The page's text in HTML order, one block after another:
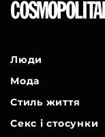
Люди
Мода
Стиль життя
Секс і стосунки